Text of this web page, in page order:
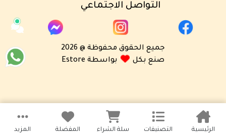
الرئيسية التصنيفات سلة الشراء المفضلة المزيد
التواصل الاجتماعي
جميع الحقوق محفوظة @ 2026
صنع بكل
بواسطة Estore